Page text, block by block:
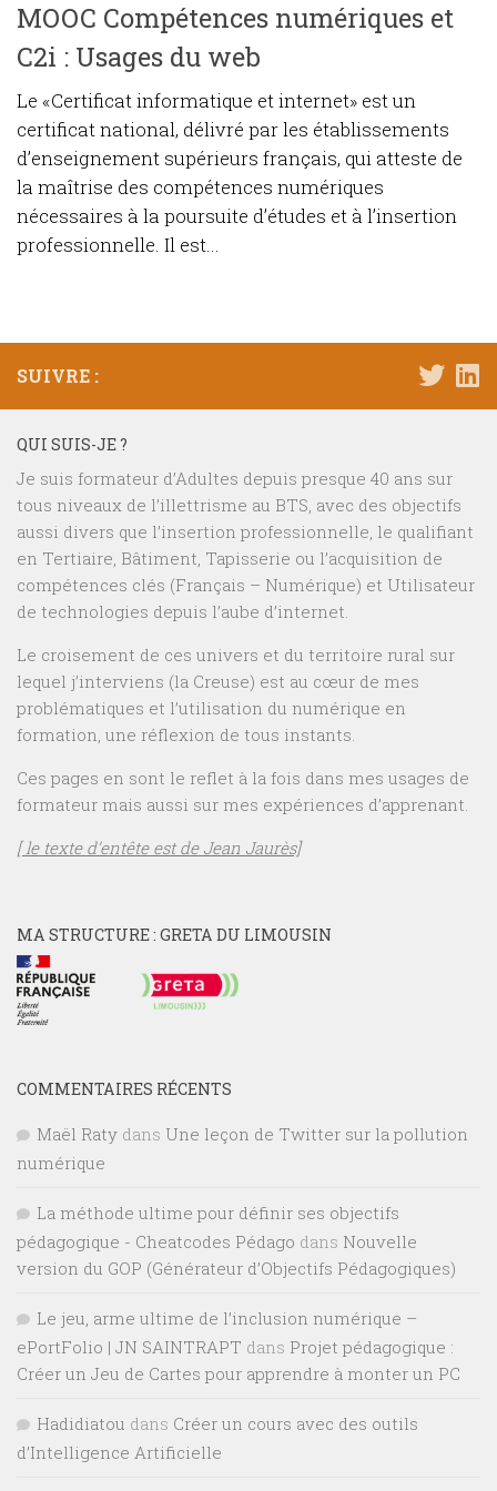
MOOC Compétences numériques et
C2i : Usages du web
Le «Certificat informatique et internet» est un
certificat national, délivré par les établissements
d’enseignement supérieurs français, qui atteste de
la maîtrise des compétences numériques
nécessaires à la poursuite d’études et à l’insertion
professionnelle. Il est...
SUIVRE :
QUI SUIS-JE ?
Je suis formateur d’Adultes depuis presque 40 ans sur
tous niveaux de l’illettrisme au BTS, avec des objectifs
aussi divers que l’insertion professionnelle, le qualifiant
en Tertiaire, Bâtiment, Tapisserie ou l’acquisition de
compétences clés (Français – Numérique) et Utilisateur
de technologies depuis l’aube d’internet.
Le croisement de ces univers et du territoire rural sur
lequel j’interviens (la Creuse) est au cœur de mes
problématiques et l’utilisation du numérique en
formation, une réflexion de tous instants.
Ces pages en sont le reflet à la fois dans mes usages de
formateur mais aussi sur mes expériences d’apprenant.
[ le texte d’entête est de Jean Jaurès]
MA STRUCTURE : GRETA DU LIMOUSIN
COMMENTAIRES RÉCENTS
Maël Raty dans Une leçon de Twitter sur la pollution
numérique
La méthode ultime pour définir ses objectifs
pédagogique - Cheatcodes Pédago dans Nouvelle
version du GOP (Générateur d’Objectifs Pédagogiques)
Le jeu, arme ultime de l’inclusion numérique –
ePortFolio | JN SAINTRAPT dans Projet pédagogique :
Créer un Jeu de Cartes pour apprendre à monter un PC
Hadidiatou dans Créer un cours avec des outils
d’Intelligence Artificielle